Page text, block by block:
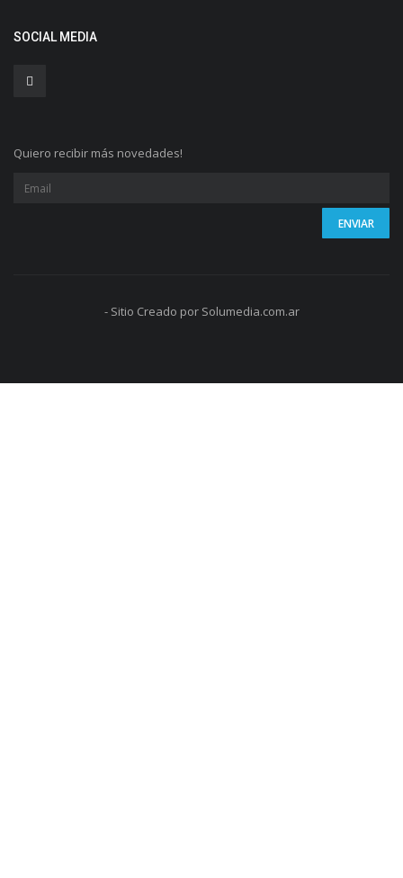
SOCIAL MEDIA
Quiero recibir más novedades!
- Sitio Creado por Solumedia.com.ar